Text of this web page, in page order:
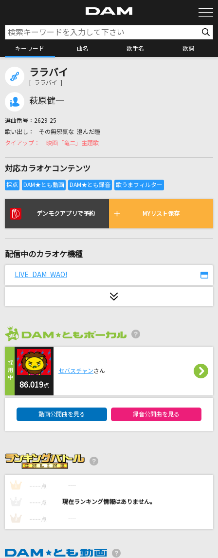
キーワード 曲名 歌手名 歌詞
カラオケリクエスト
リアルタイムで歌われている曲の一覧
愛とか恋とか
[生音]別の人の彼女になったよ
wacci
[生音]海賊戦隊ゴーカイジャー
松原剛志(Project.R)
[生音]メロディー
玉置浩二
[生音]カブトムシ
aiko
Mrs. GREEN APPLE
ケセラセラ
奏(かなで)
スキマスイッチ
白日
ララバイ
[ ララバイ ]
萩原健一
選曲番号： 2629-25
その無邪気な 澄んだ瞳
映画「竜二」主題歌
対応カラオケコンテンツ
デンモクアプリで予約 MYリスト保存
配信中のカラオケ機種
LIVE DAM WAO!
86.019点
セバスチャンさん
動画公開曲を見る 録音公開曲を見る
1 ---- 点 ----
---- 点 ----
3 ---- 点 ----